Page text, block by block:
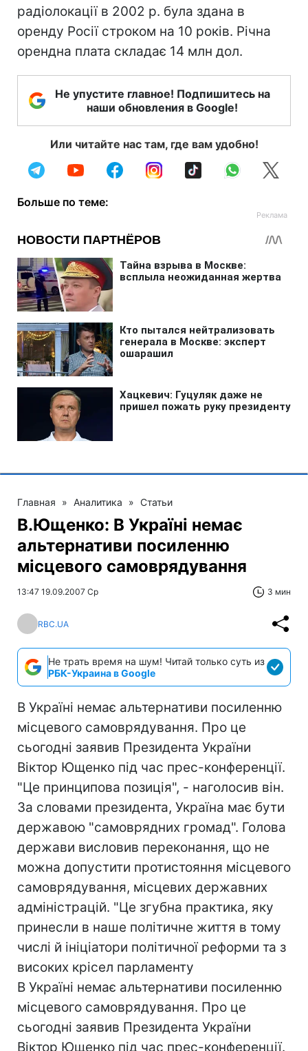
радіолокації в 2002 р. була здана в
оренду Росії строком на 10 років. Річна
орендна плата складає 14 млн дол.
Не упустите главное! Подпишитесь на
наши обновления в Google!
Или читайте нас там, где вам удобно!
Больше по теме:
Главная » Аналитика » Статьи
В.Ющенко: В Україні немає
альтернативи посиленню
місцевого самоврядування
13:47 19.09.2007 Ср 3 мин
RBC.UA
Не трать время на шум! Читай только суть из
РБК-Украина в Google
В Україні немає альтернативи посиленню
місцевого самоврядування. Про це
сьогодні заявив Президента України
Віктор Ющенко під час прес-конференції.
"Це принципова позиція", - наголосив він.
За словами президента, Україна має бути
державою "самоврядних громад". Голова
держави висловив переконання, що не
можна допустити протистояння місцевого
самоврядування, місцевих державних
адміністрацій. "Це згубна практика, яку
принесли в наше політичне життя в тому
числі й ініціатори політичної реформи та з
високих крісел парламенту
В Україні немає альтернативи посиленню
місцевого самоврядування. Про це
сьогодні заявив Президента України
Віктор Ющенко під час прес-конференції.